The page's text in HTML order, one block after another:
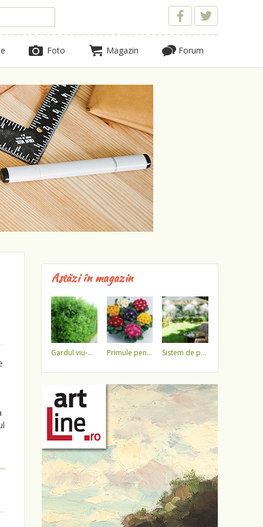
Foto Magazin Forum
Astăzi în magazin
gardul viu-minune! primule pentru 1 martie 3,5 lei / ghiveci !!!! sistem de pulverizare a apei